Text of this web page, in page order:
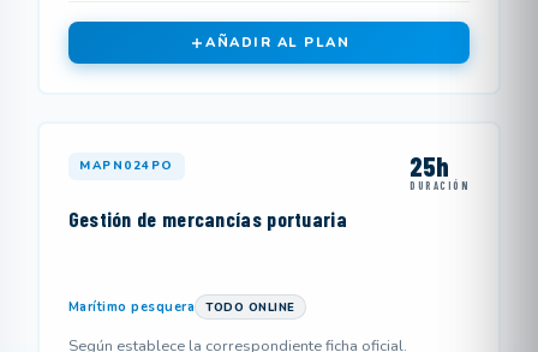
AÑADIR AL PLAN
MAPN024PO 25h
DURACIÓN
Gestión de mercancías portuaria
Marítimo pesquera TODO ONLINE
Según establece la correspondiente ficha oficial.